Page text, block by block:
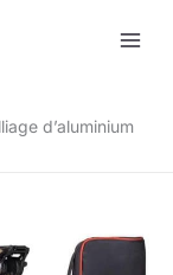
d’aluminium